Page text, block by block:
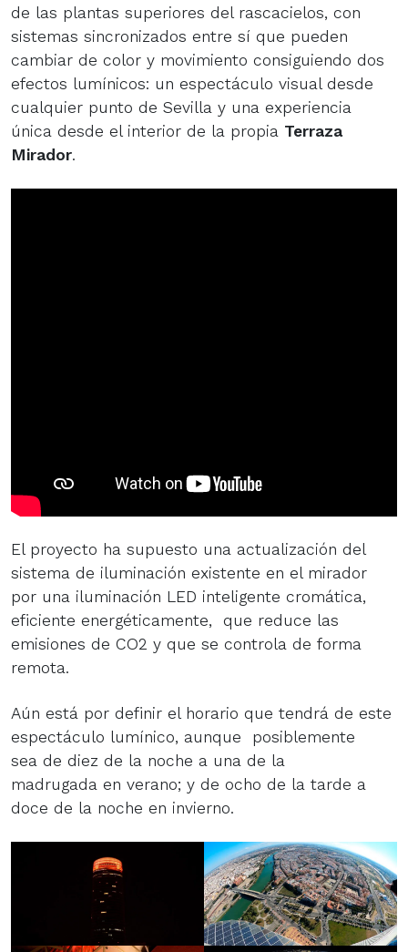
de las plantas superiores del rascacielos, con
sistemas sincronizados entre sí que pueden
cambiar de color y movimiento consiguiendo dos
efectos lumínicos: un espectáculo visual desde
cualquier punto de Sevilla y una experiencia
única desde el interior de la propia Terraza
Mirador.
El proyecto ha supuesto una actualización del
sistema de iluminación existente en el mirador
por una iluminación LED inteligente cromática,
eficiente energéticamente, que reduce las
emisiones de CO2 y que se controla de forma
remota.
Aún está por definir el horario que tendrá de este
espectáculo lumínico, aunque posiblemente
sea de diez de la noche a una de la
madrugada en verano; y de ocho de la tarde a
doce de la noche en invierno.